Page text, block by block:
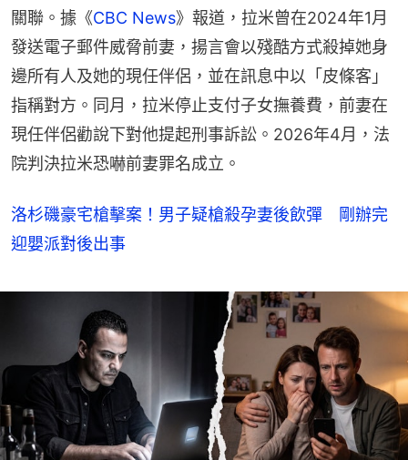
關聯。據《CBC News》報道，拉米曾在2024年1月
發送電子郵件威脅前妻，揚言會以殘酷方式殺掉她身
邊所有人及她的現任伴侶，並在訊息中以「皮條客」
指稱對方。同月，拉米停止支付子女撫養費，前妻在
現任伴侶勸說下對他提起刑事訴訟。2026年4月，法
院判決拉米恐嚇前妻罪名成立。
洛杉磯豪宅槍擊案！男子疑槍殺孕妻後飲彈 剛辦完
迎嬰派對後出事